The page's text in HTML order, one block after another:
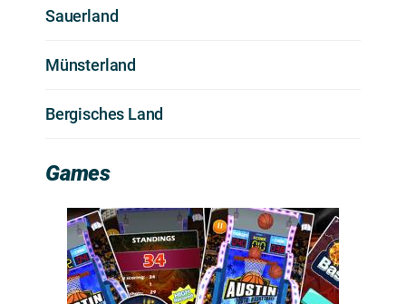
Sauerland
Münsterland
Bergisches Land
Games